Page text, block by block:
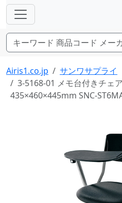
Airis1.co.jp
サンワサプライ
3-5168-01 メモ台付きチェ
435×460×445mm SNC-